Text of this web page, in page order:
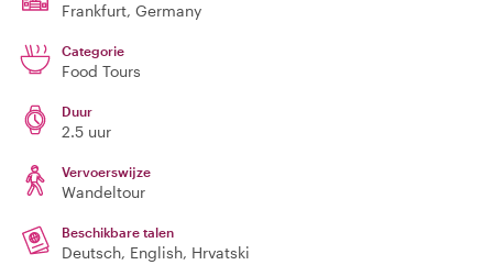
Frankfurt, Germany
Categorie
Food Tours
Duur
2.5 uur
Vervoerswijze
Wandeltour
Beschikbare talen
Deutsch, English, Hrvatski